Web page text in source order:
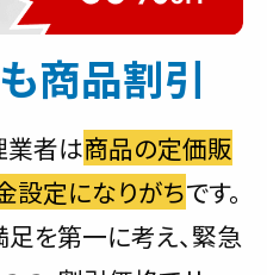
商品割引
業者は商品の定価販
設定になりがちです。
を第一に考え、緊急